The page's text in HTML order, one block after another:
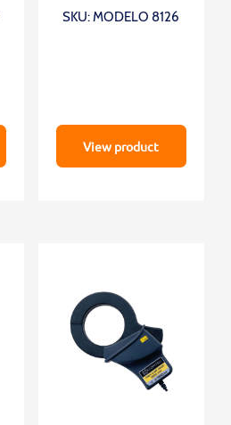
SKU: MODELO 8126
View product